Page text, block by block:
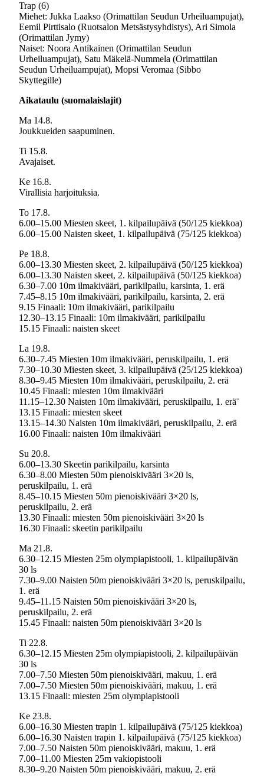
Trap (6)
Miehet: Jukka Laakso (Orimattilan Seudun Urheiluampujat),
Eemil Pirttisalo (Ruotsalon Metsästysyhdistys), Ari Simola
(Orimattilan Jymy)
Naiset: Noora Antikainen (Orimattilan Seudun
Urheiluampujat), Satu Mäkelä-Nummela (Orimattilan
Seudun Urheiluampujat), Mopsi Veromaa (Sibbo
Skyttegille)
Aikataulu (suomalaislajit)
Ma 14.8.
Joukkueiden saapuminen.
Ti 15.8.
Avajaiset.
Ke 16.8.
Virallisia harjoituksia.
To 17.8.
6.00–15.00 Miesten skeet, 1. kilpailupäivä (50/125 kiekkoa)
6.00–15.00 Naisten skeet, 1. kilpailupäivä (75/125 kiekkoa)
Pe 18.8.
6.00–13.30 Miesten skeet, 2. kilpailupäivä (50/125 kiekkoa)
6.00–13.30 Naisten skeet, 2. kilpailupäivä (50/125 kiekkoa)
6.30–7.00 10m ilmakivääri, parikilpailu, karsinta, 1. erä
7.45–8.15 10m ilmakivääri, parikilpailu, karsinta, 2. erä
9.15 Finaali: 10m ilmakivääri, parikilpailu
12.30–13.15 Finaali: 10m ilmakivääri, parikilpailu
15.15 Finaali: naisten skeet
La 19.8.
6.30–7.45 Miesten 10m ilmakivääri, peruskilpailu, 1. erä
7.30–10.30 Miesten skeet, 3. kilpailupäivä (25/125 kiekkoa)
8.30–9.45 Miesten 10m ilmakivääri, peruskilpailu, 2. erä
10.45 Finaali: miesten 10m ilmakivääri
11.15–12.30 Naisten 10m ilmakivääri, peruskilpailu, 1. erä¨
13.15 Finaali: miesten skeet
13.15–14.30 Naisten 10m ilmakivääri, peruskilpailu, 2. erä
16.00 Finaali: naisten 10m ilmakivääri
Su 20.8.
6.00–13.30 Skeetin parikilpailu, karsinta
6.30–8.00 Miesten 50m pienoiskivääri 3×20 ls,
peruskilpailu, 1. erä
8.45–10.15 Miesten 50m pienoiskivääri 3×20 ls,
peruskilpailu, 2. erä
13.30 Finaali: miesten 50m pienoiskivääri 3×20 ls
16.30 Finaali: skeetin parikilpailu
Ma 21.8.
6.30–12.15 Miesten 25m olympiapistooli, 1. kilpailupäivän
30 ls
7.30–9.00 Naisten 50m pienoiskivääri 3×20 ls, peruskilpailu,
1. erä
9.45–11.15 Naisten 50m pienoiskivääri 3×20 ls,
peruskilpailu, 2. erä
15.45 Finaali: naisten 50m pienoiskivääri 3×20 ls
Ti 22.8.
6.30–12.15 Miesten 25m olympiapistooli, 2. kilpailupäivän
30 ls
7.00–7.50 Miesten 50m pienoiskivääri, makuu, 1. erä
7.00–7.50 Miesten 50m pienoiskivääri, makuu, 1. erä
13.15 Finaali: miesten 25m olympiapistooli
Ke 23.8.
6.00–16.30 Miesten trapin 1. kilpailupäivä (75/125 kiekkoa)
6.00–16.30 Naisten trapin 1. kilpailupäivä (75/125 kiekkoa)
7.00–7.50 Naisten 50m pienoiskivääri, makuu, 1. erä
7.00–11.00 Miesten 25m vakiopistooli
8.30–9.20 Naisten 50m pienoiskivääri, makuu, 2. erä